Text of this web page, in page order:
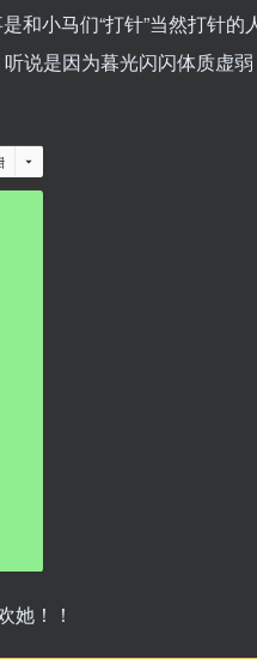
和小马们“打针”当然打针的
听说是因为暮光闪闪体质虚
她！！